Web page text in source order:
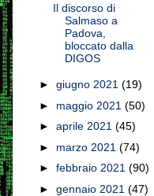
Il discorso di
Salmaso a
Padova,
bloccato dalla
DIGOS
► giugno 2021 (19)
► maggio 2021 (50)
► aprile 2021 (45)
► marzo 2021 (74)
► febbraio 2021 (90)
► gennaio 2021 (47)